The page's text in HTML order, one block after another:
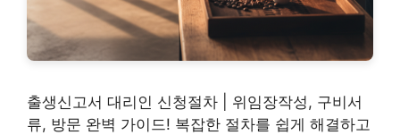
출생신고서 대리인 신청절차 | 위임장작성, 구비서
류, 방문 완벽 가이드! 복잡한 절차를 쉽게 해결하고